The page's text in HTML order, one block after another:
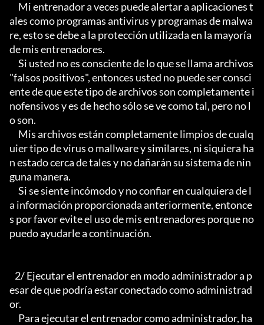
ales como programas antivirus y programas de malwa
re, esto se debe a la protección utilizada en la mayoría
de mis entrenadores.
"falsos positivos", entonces usted no puede ser consci
ente de que este tipo de archivos son completamente i
nofensivos y es de hecho sólo se ve como tal, pero no l
o son.
uier tipo de virus o mallware y similares, ni siquiera ha
n estado cerca de tales y no dañarán su sistema de nin
guna manera.
a información proporcionada anteriormente, entonce
s por favor evite el uso de mis entrenadores porque no
puedo ayudarle a continuación.
esar de que podría estar conectado como administrad
or.